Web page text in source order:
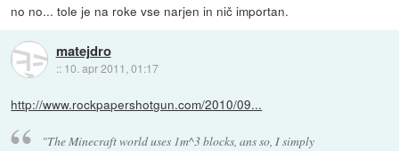
no no... tole je na roke vse narjen in nič importan.
matejdro
:: 10. apr 2011, 01:17
http://www.rockpapershotgun.com/2010/09...
"The Minecraft world uses 1m^3 blocks, ans so, I simply